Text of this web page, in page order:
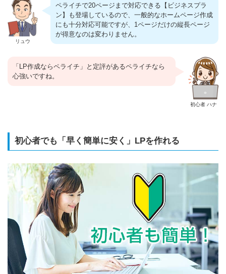
リュウ
ペライチで20ページまで対応できる【ビジネスプラ
ン】も登場しているので、一般的なホームページ作成
にも十分対応可能ですが、1ページだけの縦長ページ
が得意なのは変わりません。
初心者 ハナ
「LP作成ならペライチ」と定評があるペライチなら
心強いですね。
初心者でも「早く簡単に安く」LPを作れる